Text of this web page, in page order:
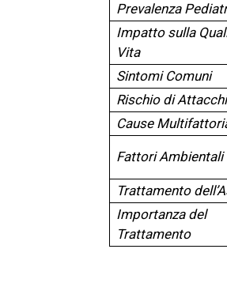
Prevalenza
Impatto sulla
Vita
Sintomi Comuni
Rischio di
Cause
Fattori Ambientali
Trattamento
Importanza del
Trattamento